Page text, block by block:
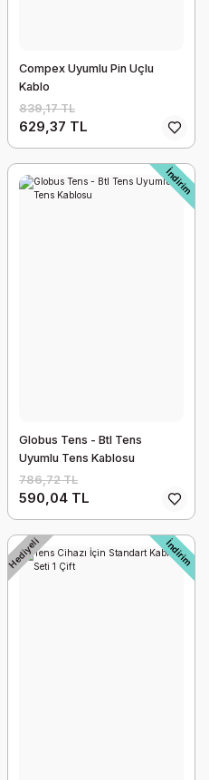
Compex Uyumlu Pin Uçlu
Kablo
839,17 TL
629,37 TL
İndirim
Globus Tens - Btl Tens
Uyumlu Tens Kablosu
786,72 TL
590,04 TL
Hediyeli İndirim